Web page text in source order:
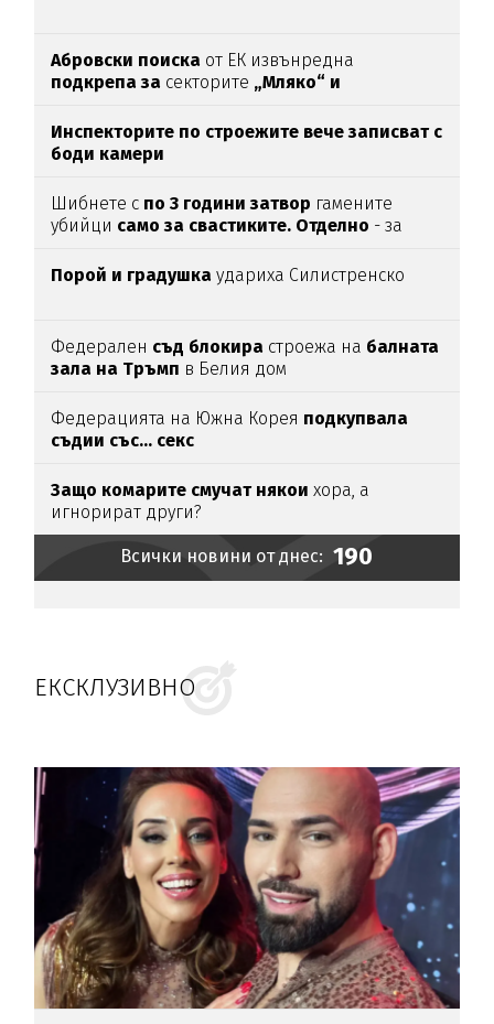
Абровски поиска от ЕК извънредна
подкрепа за секторите „Мляко“ и
Инспекторите по строежите вече записват с
боди камери
Шибнете с по 3 години затвор гамените
убийци само за свастиките. Отделно - за
Порой и градушка удариха Силистренско
Федерален съд блокира строежа на балната
зала на Тръмп в Белия дом
Федерацията на Южна Корея подкупвала
съдии със... секс
Защо комарите смучат някои хора, а
игнорират други?
Всички новини от днес: 190
ЕКСКЛУЗИВНО